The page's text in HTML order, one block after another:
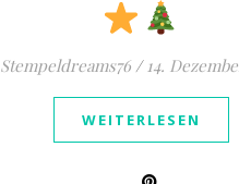
Stempeldreams76 / 14.
WEITERLESEN